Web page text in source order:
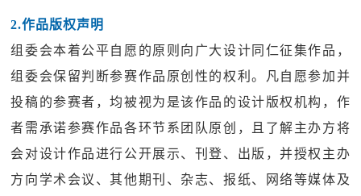
2.作品版权声明
组委会本着公平自愿的原则向广大设计同仁征集作品，
组委会保留判断参赛作品原创性的权利。凡自愿参加并
投稿的参赛者，均被视为是该作品的设计版权机构，作
者需承诺参赛作品各环节系团队原创，且了解主办方将
会对设计作品进行公开展示、刊登、出版，并授权主办
方向学术会议、其他期刊、杂志、报纸、网络等媒体及